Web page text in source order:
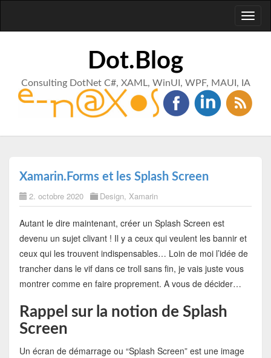
Dot.Blog
Consulting DotNet C#, XAML, WinUI, WPF, MAUI, IA
Xamarin.Forms et les Splash Screen
2. octobre 2020 Design, Xamarin
Autant le dire maintenant, créer un Splash Screen est
devenu un sujet clivant ! Il y a ceux qui veulent les bannir et
ceux qui les trouvent indispensables… Loin de moi l’idée de
trancher dans le vif dans ce troll sans fin, je vais juste vous
montrer comme en faire proprement. A vous de décider…
Rappel sur la notion de Splash
Screen
Un écran de démarrage ou “Splash Screen” est une image